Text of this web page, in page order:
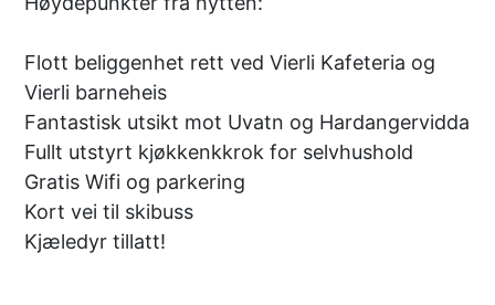
Flott beliggenhet rett ved Vierli Kafeteria og
Vierli barneheis
Fantastisk utsikt mot Uvatn og Hardangervidda
Fullt utstyrt kjøkkenkkrok for selvhushold
Gratis Wifi og parkering
Kort vei til skibuss
Kjæledyr tillatt!